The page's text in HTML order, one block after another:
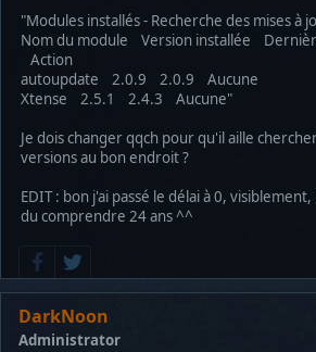
"Modules installés - Recherche des mises à
Nom du module Version installée
Action
autoupdate 2.0.9 2.0.9 Aucune
Xtense 2.5.1 2.4.3 Aucune"
Je dois changer qqch pour qu'il aille
versions au bon endroit ?
EDIT : bon j'ai passé le délai à 0,
du comprendre 24 ans ^^
DarkNoon
Administrator